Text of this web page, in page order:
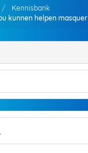
Kennisbank
kunnen helpen masquer